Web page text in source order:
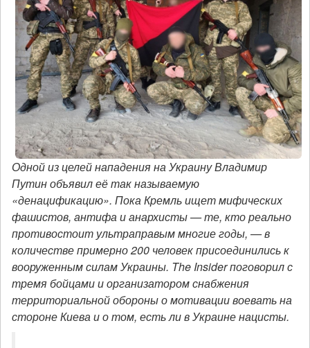
Одной из целей нападения на Украину Владимир
Путин объявил её так называемую
«денацификацию». Пока Кремль ищет мифических
фашистов, антифа и анархисты — те, кто реально
противостоит ультраправым многие годы, — в
количестве примерно 200 человек присоединились к
вооруженным силам Украины. The Insider поговорил с
тремя бойцами и организатором снабжения
территориальной обороны о мотивации воевать на
стороне Киева и о том, есть ли в Украине нацисты.